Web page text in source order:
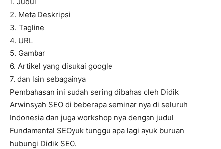
2. Meta Deskripsi
3. Tagline
4. URL
5. Gambar
6. Artikel yang disukai google
7. dan lain sebagainya
Pembahasan ini sudah sering dibahas oleh Didik
Arwinsyah SEO di beberapa seminar nya di seluruh
Indonesia dan juga workshop nya dengan judul
Fundamental SEOyuk tunggu apa lagi ayuk buruan
hubungi Didik SEO.